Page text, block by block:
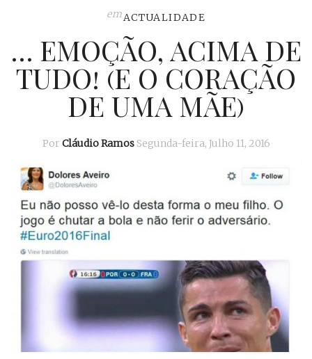
emACTUALIDADE
… EMOÇÃO, ACIMA DE
TUDO! (E O CORAÇÃO
DE UMA MÃE)
Por Cláudio Ramos Segunda-feira, Julho 11, 2016